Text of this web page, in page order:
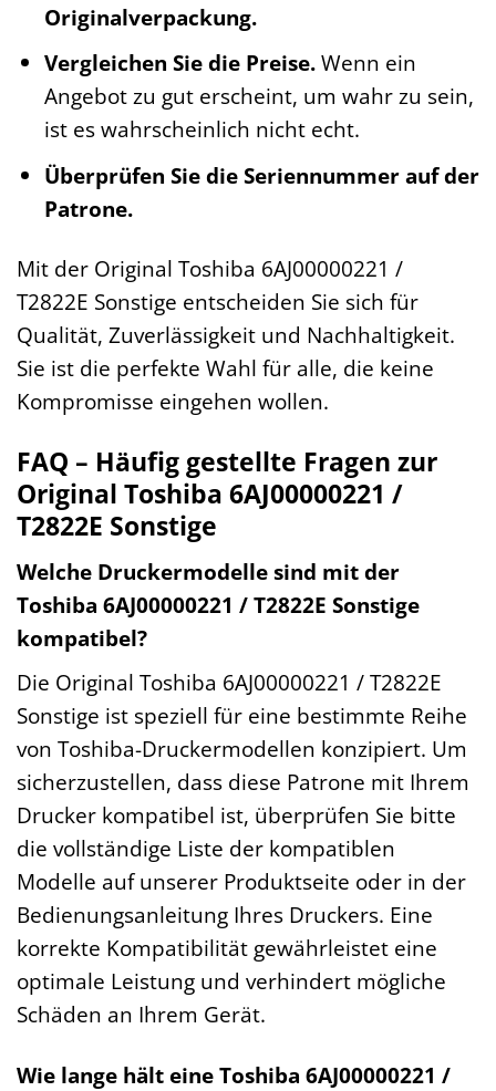
Originalverpackung.
Vergleichen Sie die Preise.Wenn ein
Angebot zu gut erscheint, um wahr zu sein,
ist es wahrscheinlich nicht echt.
Überprüfen Sie die Seriennummer auf der
Patrone.
Mit der Original Toshiba 6AJ00000221 /
T2822E Sonstige entscheiden Sie sich für
Qualität, Zuverlässigkeit und Nachhaltigkeit.
Sie ist die perfekte Wahl für alle, die keine
Kompromisse eingehen wollen.
FAQ – Häufig gestellte Fragen zur
Original Toshiba 6AJ00000221 /
T2822E Sonstige
Welche Druckermodelle sind mit der
Toshiba 6AJ00000221 / T2822E Sonstige
kompatibel?
Die Original Toshiba 6AJ00000221 / T2822E
Sonstige ist speziell für eine bestimmte Reihe
von Toshiba-Druckermodellen konzipiert. Um
sicherzustellen, dass diese Patrone mit Ihrem
Drucker kompatibel ist, überprüfen Sie bitte
die vollständige Liste der kompatiblen
Modelle auf unserer Produktseite oder in der
Bedienungsanleitung Ihres Druckers. Eine
korrekte Kompatibilität gewährleistet eine
optimale Leistung und verhindert mögliche
Schäden an Ihrem Gerät.
Wie lange hält eine Toshiba 6AJ00000221 /